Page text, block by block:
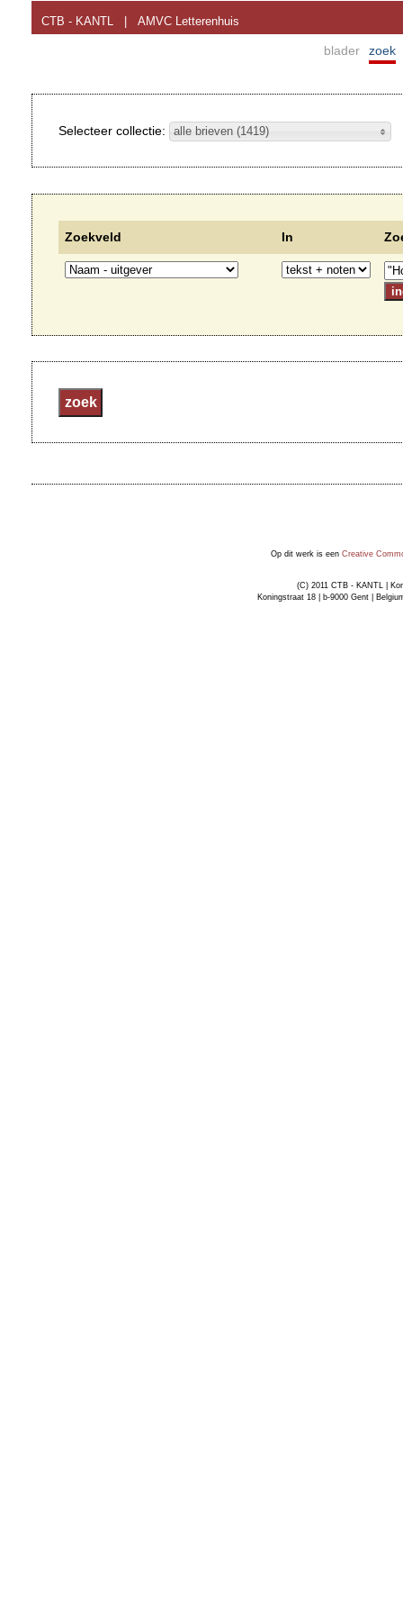
CTB - KANTL AMVC Letterenhuis
blader zoek
Selecteer collectie: alle brieven (1419)
Zoekveld In
Op dit werk is een Creative
(C) 2011 CTB - KANTL |
Koningstraat 18 | b-9000 Gent |